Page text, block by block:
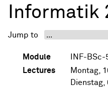
Informatik
Jump to
Module
INF-BSc-
Lectures
Montag,
Dienstag,